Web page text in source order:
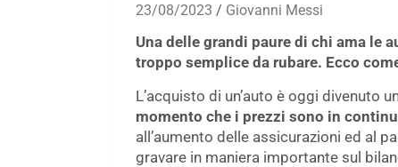
23/08/2023 Giovanni Messi
Una delle grandi paure di chi ama le
troppo semplice da rubare. Ecco
L’acquisto di un’auto è oggi divenuto
momento che i prezzi sono in
all’aumento delle assicurazioni ed al
gravare in maniera importante sul